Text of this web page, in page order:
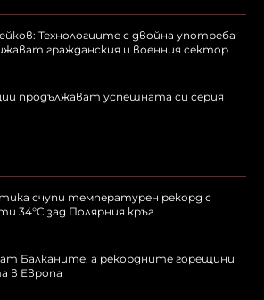
Технологиите с двойна употреба
гражданския и военния сектор
продължават успешната си серия
счупи температурен рекорд с
34°C зад Полярния кръг
Балканите, а рекордните горещини
в Европа